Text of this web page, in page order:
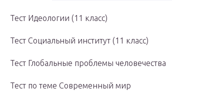
Тест Идеологии (11 класс)
Тест Социальный институт (11 класс)
Тест Глобальные проблемы человечества
Тест по теме Современный мир